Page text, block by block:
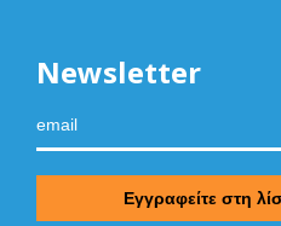
Newsletter